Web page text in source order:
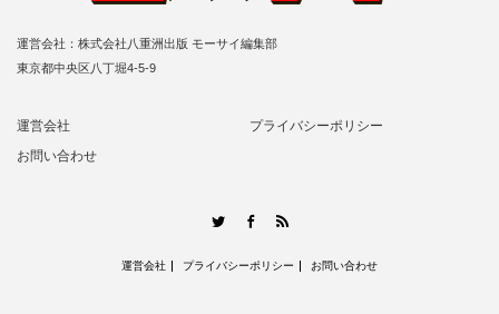
運営会社：株式会社八重洲出版 モーサイ編集部
東京都中央区八丁堀4-5-9
運営会社
プライバシーポリシー
お問い合わせ
TwitterFacebook
運営会社 プライバシーポリシー お問い合わせ